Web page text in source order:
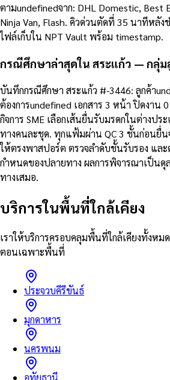
ตามundefinedจาก: DHL Domestic, Best
Ninja Van, Flash. คิวด่วนตัดที่ 35 นาทีหลัง
ไฟล์เก็บใน NPT Vault พร้อม timestamp.
กรณีศึกษาล่าสุดใน สระแก้ว — กลุ่
บันทึกกรณีศึกษา สระแก้ว #-3446: ลูกค้า
ต้องการundefined เอกสาร 3 หน้า ปิดงาน
กิจการ SME เลือกเส้นยื่นรับมรดกในต่างปร
ทางคนละชุด. ทุกแฟ้มผ่าน QC 3 ชั้นก่อนยื่น
ให้ตรงพาสปอร์ต ตรวจลำดับชั้นรับรอง แล
กำหนดของปลายทาง ผลการพิจารณาเป็น
ทางเสมอ.
บริการในพื้นที่ใกล้เคียง
เราให้บริการครอบคลุมพื้นที่ใกล้เคียงทั้งหม
ตอนเฉพาะพื้นที่
ประจวบคีรีขันธ์
มุกดาหาร
นครพนม
อุทัยธานี